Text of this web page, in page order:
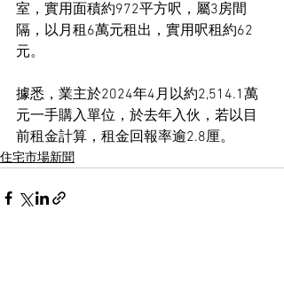
室，實用面積約972平方呎，屬3房間
隔，以月租6萬元租出，實用呎租約62
元。
據悉，業主於2024年4月以約2,514.1萬
元一手購入單位，於去年入伙，若以目
前租金計算，租金回報率逾2.8厘。
住宅市場新聞